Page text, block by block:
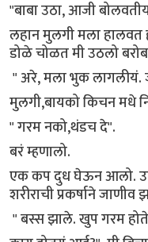
"बाबा उठा, आजी
लहान मुलगी मला हालवत
डोळे चोळत मी उठलो
" अरे, मला भुक लागलीयं.
मुलगी,बायको किचन मधे
" गरम नको,थंडच दे".
बरं म्हणालो.
एक कप दुध घेऊन आलो.
शरीराची प्रकर्षाने
" बस्स झाले. खुप गरम